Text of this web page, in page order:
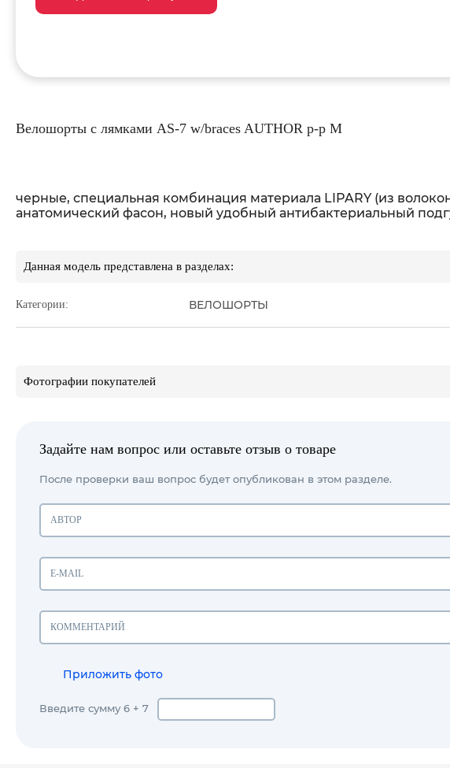
Велошорты с лямками AS-7 w/braces AUTHOR р-р M
черные, специальная комбинация материала LIPARY (из
анатомический фасон, новый удобный антибактериальный
Данная модель представлена в разделах:
Категории: ВЕЛОШОРТЫ
Фотографии покупателей
Задайте нам вопрос или оставьте отзыв о товаре
После проверки ваш вопрос будет опубликован в этом разделе.
Приложить фото
Введите сумму 6 + 7